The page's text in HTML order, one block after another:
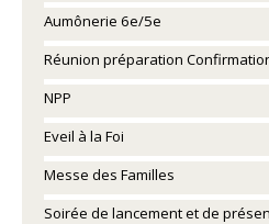
Aumônerie 6e/5e
Réunion préparation
NPP
Eveil à la Foi
Messe des Familles
Soirée de lancement et de